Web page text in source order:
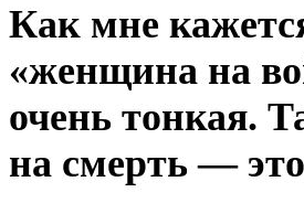
Как мне
«женщина на
очень тонкая.
на смерть —